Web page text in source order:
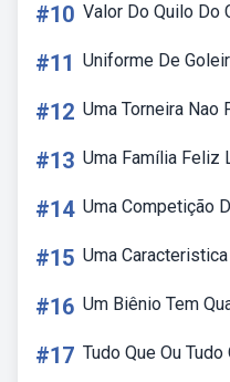
#10 Valor Do Quilo Do
#11 Uniforme De
#12 Uma Torneira Nao
#13 Uma Família Feliz
#14 Uma Competição
#15 Uma
#16 Um Biênio Tem
#17 Tudo Que Ou Tudo